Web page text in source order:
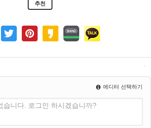
추천
에디터 선택하기
습니다. 로그인 하시겠습니까?